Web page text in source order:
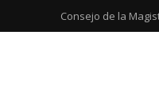
Consejo de la